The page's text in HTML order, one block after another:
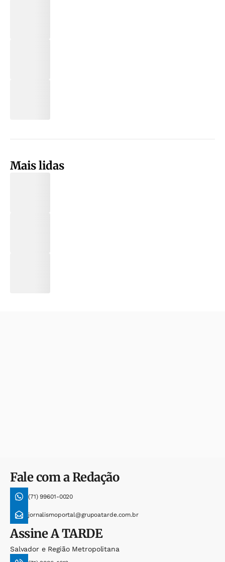
Mais lidas
Fale com a Redação
(71) 99601-0020
jornalismoportal@grupoatarde.com.br
AssineA TARDE
Salvador e Região Metropolitana